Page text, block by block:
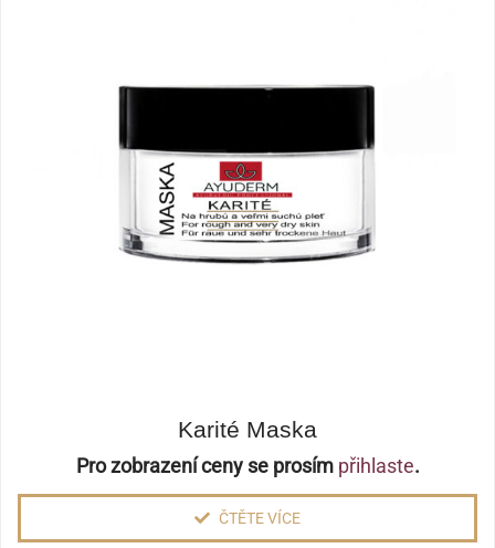
Karité Maska
Pro zobrazení ceny se prosím přihlaste.
ČTĚTE VÍCE